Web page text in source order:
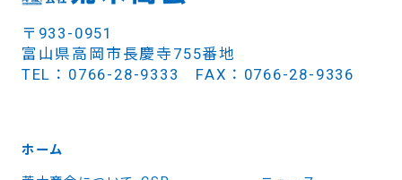
〒933-0951
富山県高岡市長慶寺755番地
TEL：0766-28-9333 FAX：0766-28-9336
ホーム